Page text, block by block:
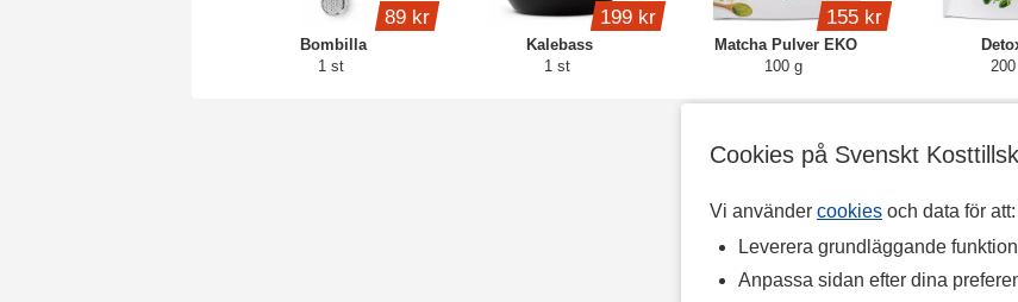
Cookies på Svenskt
Vi använder cookies och data för att:
Leverera grundläggande
Anpassa sidan efter dina
Bombilla
1 st
89 kr
Kalebass
1 st
199 kr
Matcha Pulver EKO
100 g
155 kr